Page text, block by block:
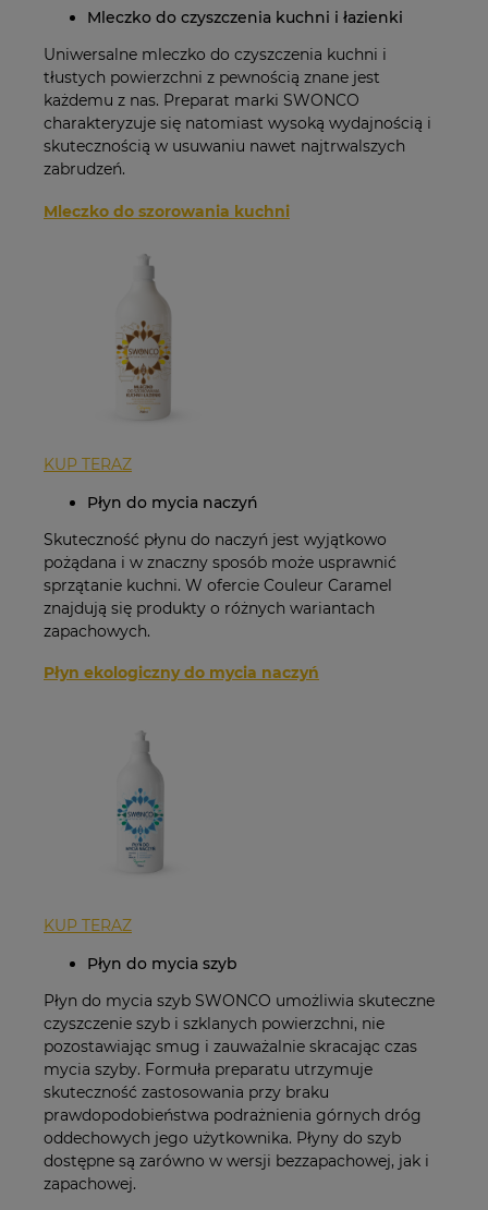
Mleczko do czyszczenia kuchni i łazienki
Uniwersalne mleczko do czyszczenia kuchni i
tłustych powierzchni z pewnością znane jest
każdemu z nas. Preparat marki SWONCO
charakteryzuje się natomiast wysoką wydajnością i
skutecznością w usuwaniu nawet najtrwalszych
zabrudzeń.
Mleczko do szorowania kuchni
KUP TERAZ
Płyn do mycia naczyń
Skuteczność płynu do naczyń jest wyjątkowo
pożądana i w znaczny sposób może usprawnić
sprzątanie kuchni. W ofercie Couleur Caramel
znajdują się produkty o różnych wariantach
zapachowych.
Płyn ekologiczny do mycia naczyń
KUP TERAZ
Płyn do mycia szyb
Płyn do mycia szyb SWONCO umożliwia skuteczne
czyszczenie szyb i szklanych powierzchni, nie
pozostawiając smug i zauważalnie skracając czas
mycia szyby. Formuła preparatu utrzymuje
skuteczność zastosowania przy braku
prawdopodobieństwa podrażnienia górnych dróg
oddechowych jego użytkownika. Płyny do szyb
dostępne są zarówno w wersji bezzapachowej, jak i
zapachowej.